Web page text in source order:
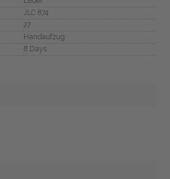
JLC 874
27
Handaufzug
8 Days